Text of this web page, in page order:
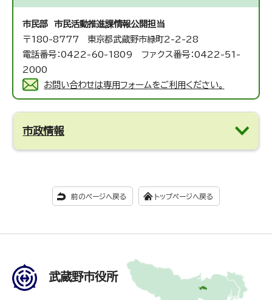
市民部 市民活動推進課情報公開担当
〒180-8777 東京都武蔵野市緑町2-2-28
電話番号：0422-60-1809 ファクス番号：0422-51-
2000
お問い合わせは専用フォームをご利用ください。
市政情報
前のページへ戻る トップページへ戻る
武蔵野市役所